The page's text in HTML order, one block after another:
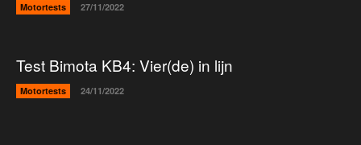
Motortests 27/11/2022
Test Bimota KB4: Vier(de) in lijn
Motortests 24/11/2022